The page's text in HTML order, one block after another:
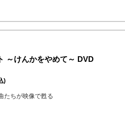
～けんかをやめて～ DVD
)
たちが映像で甦る